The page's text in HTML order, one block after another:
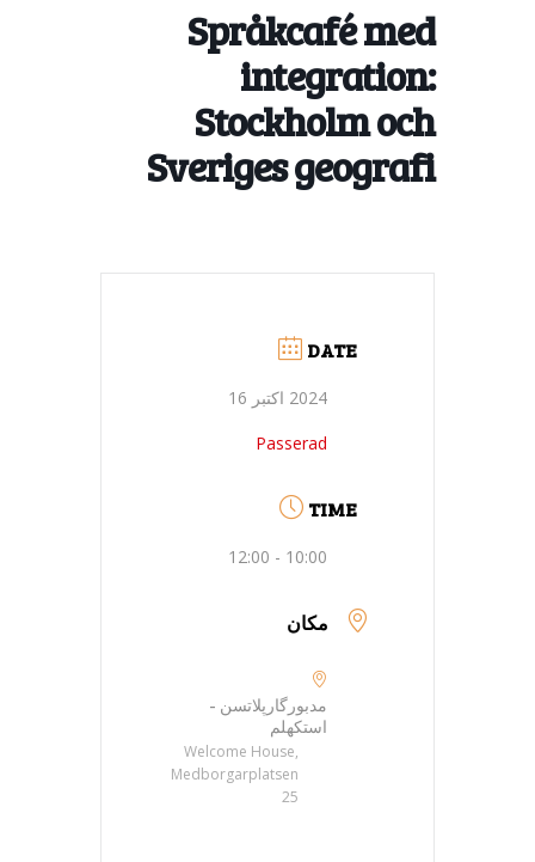
Språkcafé med
integration:
Stockholm och
Sveriges geografi
DATE
2024 اکتبر 16
Passerad
TIME
10:00 - 12:00
مکان
مدبورگارپلاتسن -
استکهلم
Welcome House,
Medborgarplatsen
25